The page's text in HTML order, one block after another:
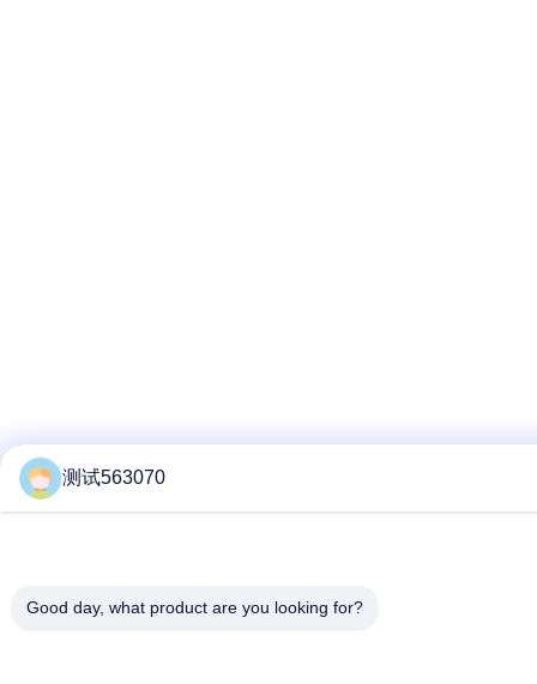
测试563070
Good day, what product are you looking for?